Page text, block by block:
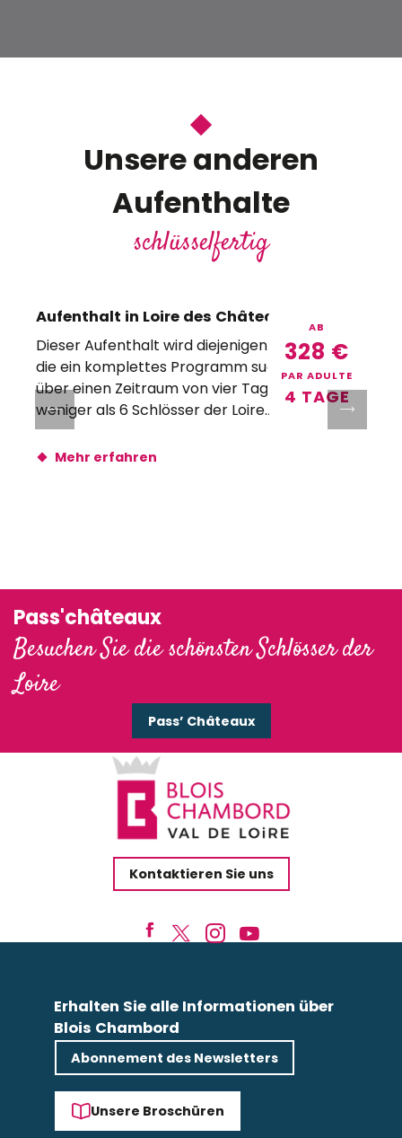
Unsere anderen
Aufenthalte
schlüsselfertig
AB
328 €
PAR ADULTE
4 TAGE
Aufenthalt in Loire des Châteaux – DE
Dieser Aufenthalt wird diejenigen begeistern,
die ein komplettes Programm suchen und das
über einen Zeitraum von vier Tagen. Nicht
weniger als 6 Schlösser der Loire...
Mehr erfahren
Pass'châteaux
Besuchen Sie die schönsten Schlösser der
Loire
Pass’ Châteaux
Kontaktieren Sie uns
Erhalten Sie alle Informationen über
Blois Chambord
Abonnement des Newsletters
Unsere Broschüren